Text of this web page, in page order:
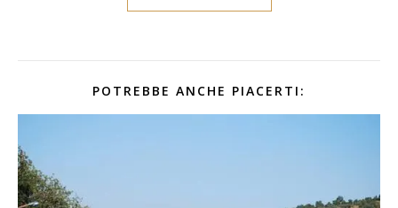
POTREBBE ANCHE PIACERTI: